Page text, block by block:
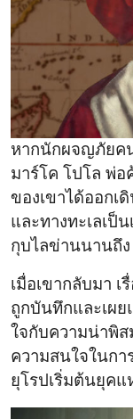
หากนักผจญภัยค
มาร์โค โปโล พ่อ
ของเขาได้ออกเ
และทางทะเลเป็
กุบไลข่านนานถึง
เมื่อเขากลับมา เ
ถูกบันทึกและเผ
ใจกับความน่าพิ
ความสนใจในกา
ยุโรปเริ่มต้นยุคแ